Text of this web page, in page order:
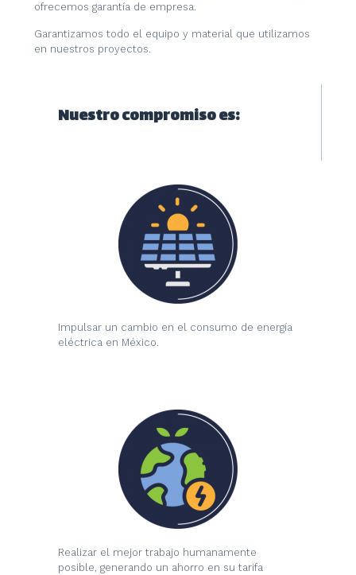
ofrecemos garantía de empresa.
Garantizamos todo el equipo y material que utilizamos
en nuestros proyectos.
Nuestro compromiso es:
Impulsar un cambio en el consumo de energía
eléctrica en México.
Realizar el mejor trabajo humanamente
posible, generando un ahorro en su tarifa